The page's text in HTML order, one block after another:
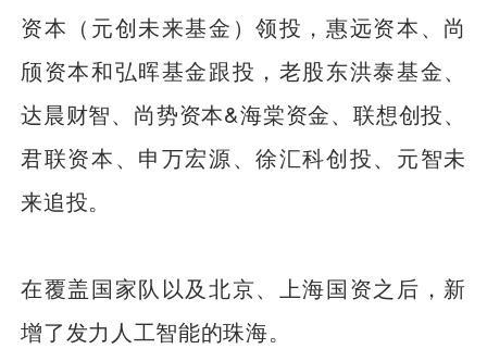
资本（元创未来基金）领投，惠远资本、尚
颀资本和弘晖基金跟投，老股东洪泰基金、
达晨财智、尚势资本&海棠资金、联想创投、
君联资本、申万宏源、徐汇科创投、元智未
来追投。
在覆盖国家队以及北京、上海国资之后，新
增了发力人工智能的珠海。